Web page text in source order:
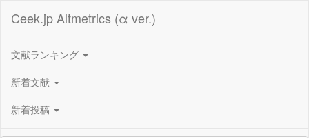
Ceek.jp Altmetrics (α ver.)
文献ランキング
新着文献
新着投稿